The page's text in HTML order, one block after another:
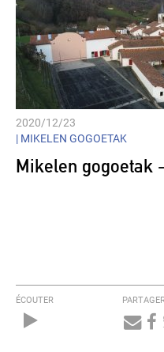
2020/12/23
| MIKELEN GOGOETAK
Mikelen gogoetak
ÉCOUTER